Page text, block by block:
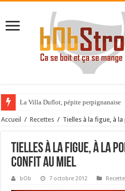
La Villa Duflot, pépite perpignanaise
Accueil / Recettes / Tielles à la figue, à
Tielles à la figue, à la
confit au miel
bOb 7 octobre 2012